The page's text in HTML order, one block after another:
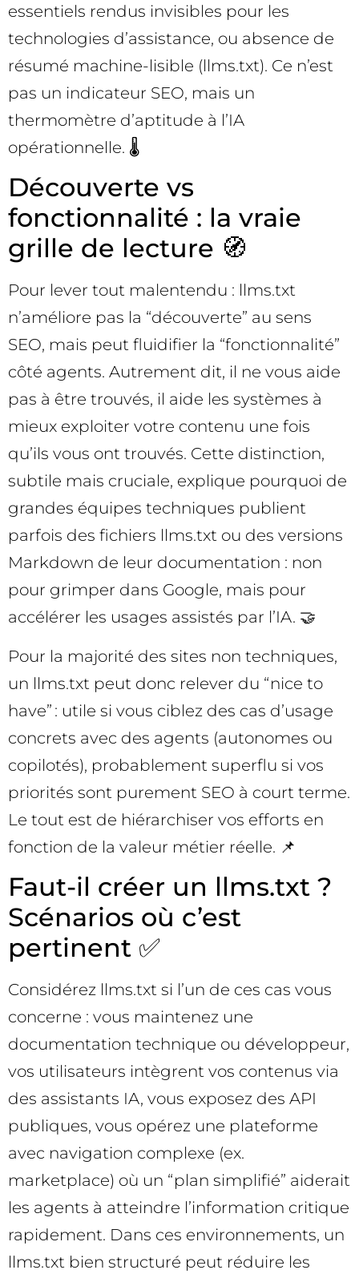
essentiels rendus invisibles pour les
technologies d’assistance, ou absence de
résumé machine-lisible (llms.txt). Ce n’est
pas un indicateur SEO, mais un
thermomètre d’aptitude à l’IA
opérationnelle. 🌡️
Découverte vs
fonctionnalité : la vraie
grille de lecture 🧭
Pour lever tout malentendu : llms.txt
n’améliore pas la “découverte” au sens
SEO, mais peut fluidifier la “fonctionnalité”
côté agents. Autrement dit, il ne vous aide
pas à être trouvés, il aide les systèmes à
mieux exploiter votre contenu une fois
qu’ils vous ont trouvés. Cette distinction,
subtile mais cruciale, explique pourquoi de
grandes équipes techniques publient
parfois des fichiers llms.txt ou des versions
Markdown de leur documentation : non
pour grimper dans Google, mais pour
accélérer les usages assistés par l’IA. 🤝
Pour la majorité des sites non techniques,
un llms.txt peut donc relever du “nice to
have” : utile si vous ciblez des cas d’usage
concrets avec des agents (autonomes ou
copilotés), probablement superflu si vos
priorités sont purement SEO à court terme.
Le tout est de hiérarchiser vos efforts en
fonction de la valeur métier réelle. 📌
Faut-il créer un llms.txt ?
Scénarios où c’est
pertinent ✅
Considérez llms.txt si l’un de ces cas vous
concerne : vous maintenez une
documentation technique ou développeur,
vos utilisateurs intègrent vos contenus via
des assistants IA, vous exposez des API
publiques, vous opérez une plateforme
avec navigation complexe (ex.
marketplace) où un “plan simplifié” aiderait
les agents à atteindre l’information critique
rapidement. Dans ces environnements, un
llms.txt bien structuré peut réduire les